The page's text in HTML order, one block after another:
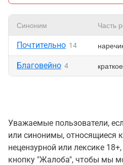
Синоним Часть
Почтительно 14
Благовейно 4
Уважаемые пользователи,
или синонимы, относящиеся
нецензурной или лексике
кнопку "Жалоба", чтобы мы